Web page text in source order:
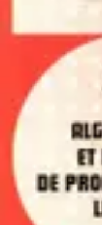
d'apprentissageMéthodes
Apprendre Rubik